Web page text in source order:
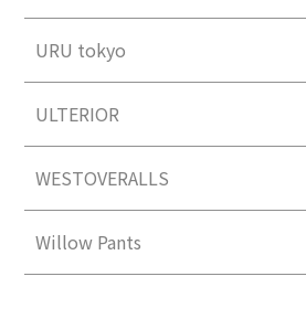
URU tokyo
ULTERIOR
WESTOVERALLS
Willow Pants